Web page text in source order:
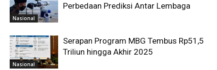
Nasional
Perbedaan Prediksi Antar Lembaga
Nasional
Serapan Program MBG Tembus Rp51,5
Triliun hingga Akhir 2025